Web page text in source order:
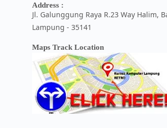
Address :
Jl. Galunggung Raya R.23 Way Halim,
Lampung - 35141
Maps Track Location